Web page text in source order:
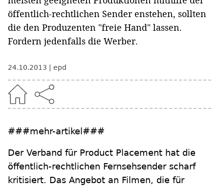
öffentlich-rechtlichen Sender enstehen, sollten
die den Produzenten "freie Hand" lassen.
Fordern jedenfalls die Werber.
24.10.2013 epd
###mehr-artikel###
Der Verband für Product Placement hat die
öffentlich-rechtlichen Fernsehsender scharf
kritisiert. Das Angebot an Filmen, die für